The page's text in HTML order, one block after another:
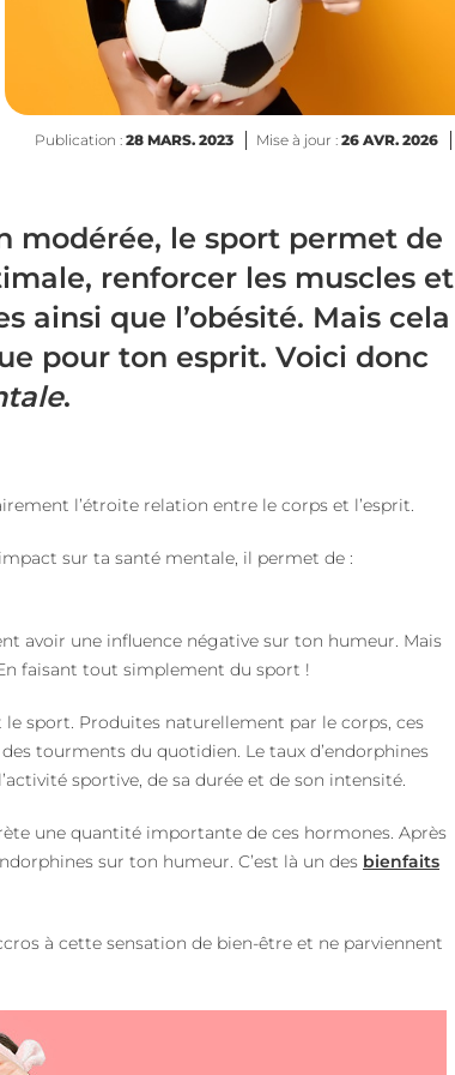
Publication : 28 MARS. 2023 Mise à jour : 26 AVR. 2026
modérée, le sport permet de
renforcer les muscles et
ainsi que l’obésité. Mais cela
pour ton esprit. Voici donc
.
l’étroite relation entre le corps et l’esprit.
sur ta santé mentale, il permet de :
avoir une influence négative sur ton humeur. Mais
faisant tout simplement du sport !
le sport. Produites naturellement par le corps, ces
tourments du quotidien. Le taux d’endorphines
sportive, de sa durée et de son intensité.
une quantité importante de ces hormones. Après
sur ton humeur. C’est là un des bienfaits
à cette sensation de bien-être et ne parviennent